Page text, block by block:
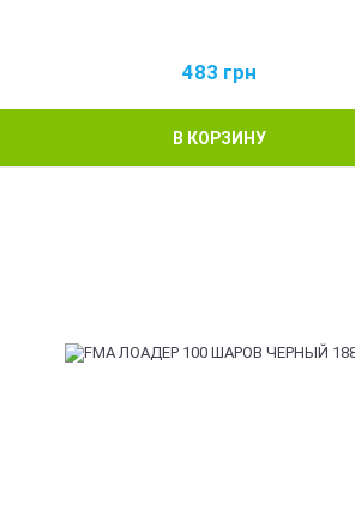
483 грн
В КОРЗИНУ